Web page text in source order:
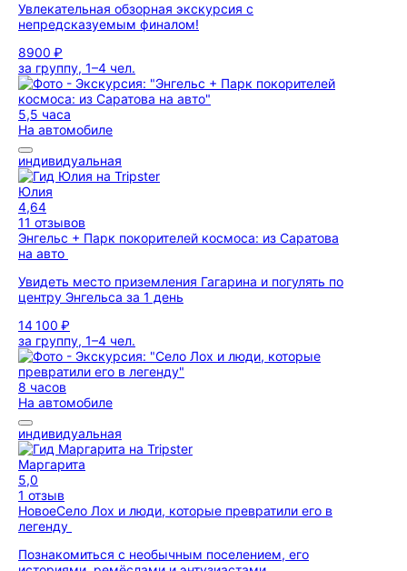
Увлекательная обзорная экскурсия с
непредсказуемым финалом!
8900 ₽
за группу, 1–4 чел.
5,5 часа
На автомобиле
индивидуальная
Юлия
4,64
11 отзывов
Энгельс + Парк покорителей космоса: из Саратова
на авто
Увидеть место приземления Гагарина и погулять по
центру Энгельса за 1 день
14 100 ₽
за группу, 1–4 чел.
8 часов
На автомобиле
индивидуальная
Маргарита
5,0
1 отзыв
НовоеСело Лох и люди, которые превратили его в
легенду
Познакомиться с необычным поселением, его